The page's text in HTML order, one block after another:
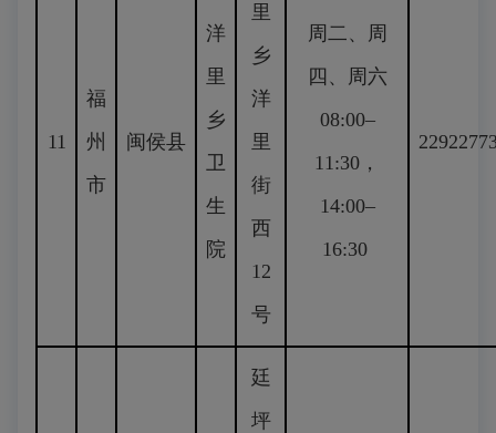
11
福
州
市
闽侯县
洋
里
乡
卫
生
院
里
乡
洋
里
街
西
12
号
周二、周
四、周六
08:00–
11:30，
14:00–
16:30
廷
坪